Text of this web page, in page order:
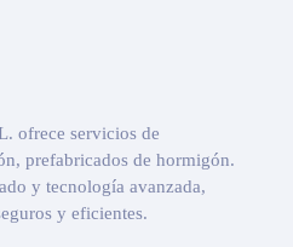
ofrece servicios de
prefabricados de hormigón.
y tecnología avanzada,
y eficientes.